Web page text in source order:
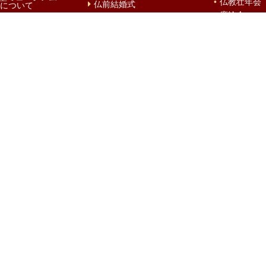
ついて
仏前結婚式
廣輪会